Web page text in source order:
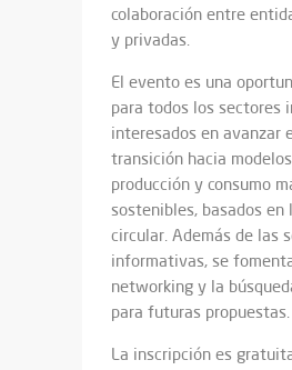
colaboración entre
y privadas.
El evento es una
para todos los sectores
interesados en avanzar
transición hacia
producción y consumo
sostenibles, basados en
circular. Además de las
informativas, se
networking y la
para futuras propuestas.
La inscripción es